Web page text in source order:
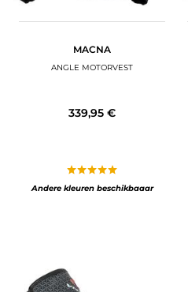
MACNA
ANGLE MOTORVEST
339,95 €
Andere kleuren beschikbaaar